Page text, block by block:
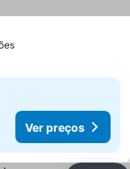
Ver preços
Ver preços